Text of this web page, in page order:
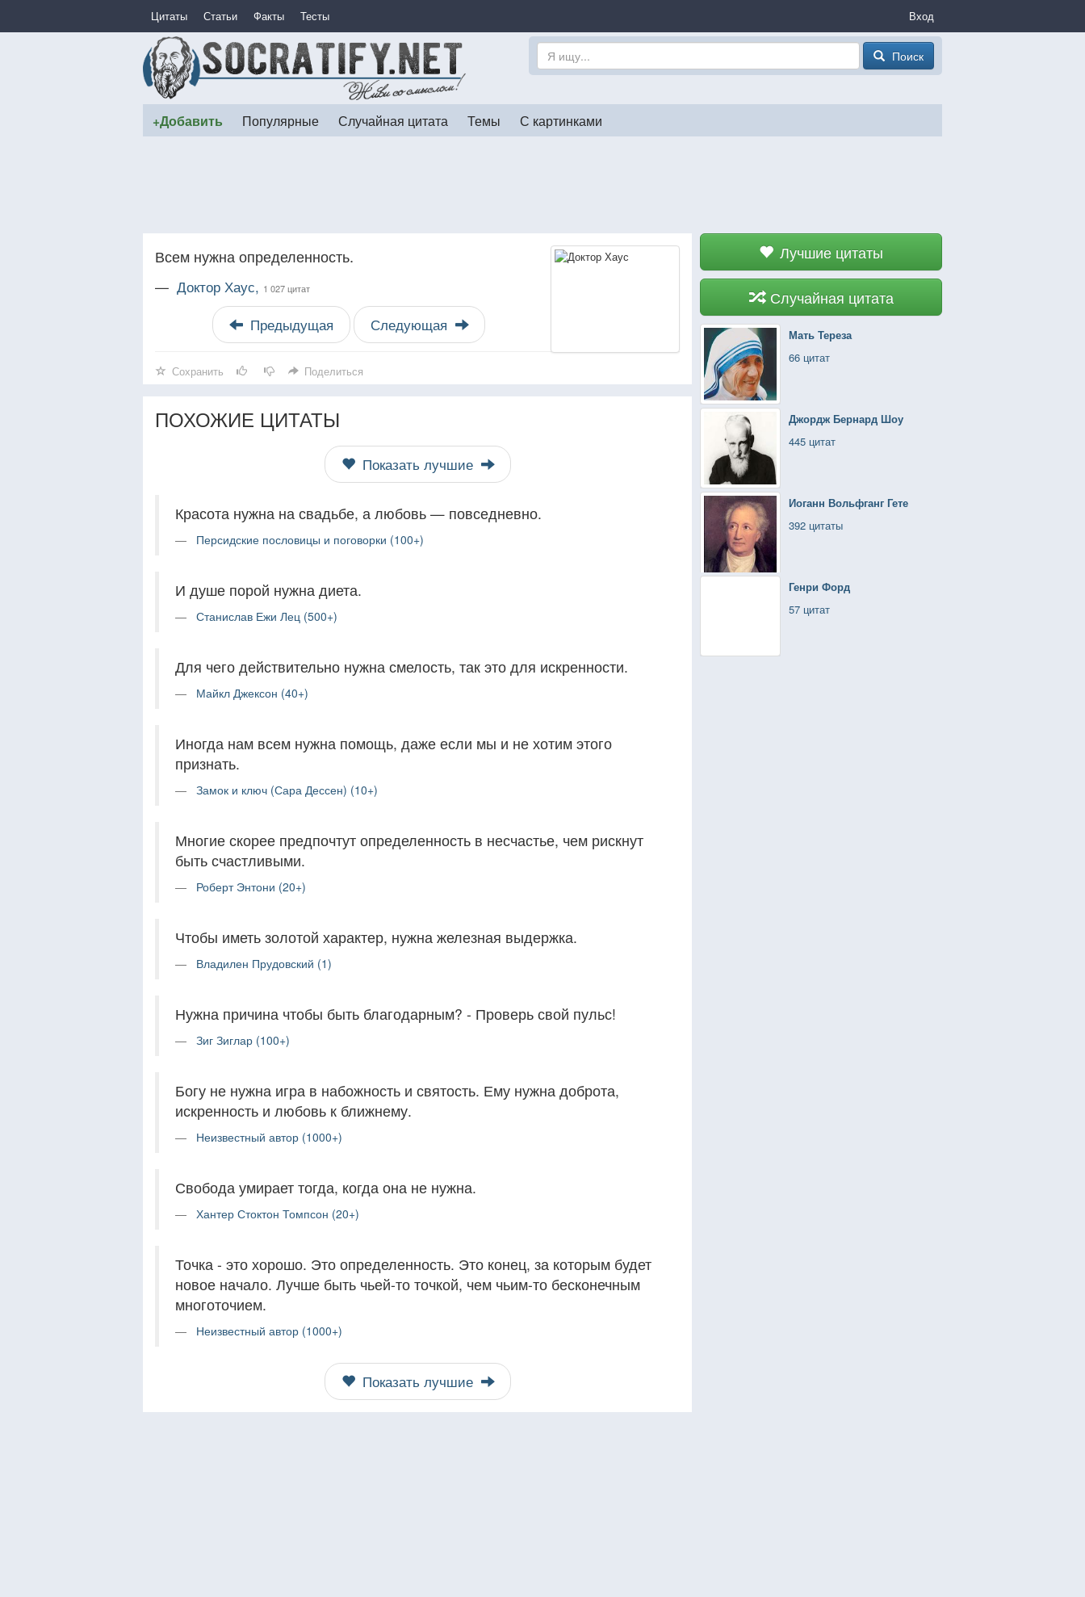
Цитаты Статьи Факты Тесты Вход
Поиск
+Добавить Популярные Случайная цитата Темы С картинками
Лучшие цитаты
Случайная цитата
Мать Тереза
66 цитат
Джордж Бернард Шоу
445 цитат
Иоганн Вольфганг Гете
392 цитаты
Генри Форд
57 цитат
Всем нужна определенность.
— Доктор Хаус, 1 027 цитат
Предыдущая Следующая
Сохранить Поделиться
ПОХОЖИЕ ЦИТАТЫ
Показать лучшие
Красота нужна на свадьбе, а любовь — повседневно.
Персидские пословицы и поговорки (100+)
И душе порой нужна диета.
Станислав Ежи Лец (500+)
Для чего действительно нужна смелость, так это для искренности.
Майкл Джексон (40+)
Иногда нам всем нужна помощь, даже если мы и не хотим этого
признать.
Замок и ключ (Сара Дессен) (10+)
Многие скорее предпочтут определенность в несчастье, чем рискнут
быть счастливыми.
Роберт Энтони (20+)
Чтобы иметь золотой характер, нужна железная выдержка.
Владилен Прудовский (1)
Нужна причина чтобы быть благодарным? - Проверь свой пульс!
Зиг Зиглар (100+)
Богу не нужна игра в набожность и святость. Ему нужна доброта,
искренность и любовь к ближнему.
Неизвестный автор (1000+)
Свобода умирает тогда, когда она не нужна.
Хантер Стоктон Томпсон (20+)
Точка - это хорошо. Это определенность. Это конец, за которым будет
новое начало. Лучше быть чьей-то точкой, чем чьим-то бесконечным
многоточием.
Неизвестный автор (1000+)
Показать лучшие